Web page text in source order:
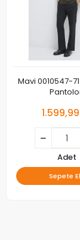
Mavi 0010547-
Adet
Sepete